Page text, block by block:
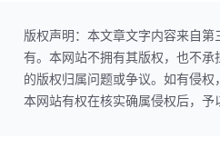
版权声明：本文章文字内容来自
有。本网站不拥有其版权，也不
的版权归属问题或争议。如有侵权
本网站有权在核实确属侵权后，予